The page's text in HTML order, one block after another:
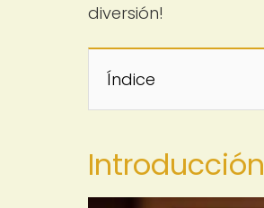
diversión!
Índice
Introducción